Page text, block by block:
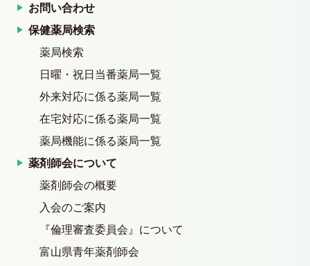
お問い合わせ
保健薬局検索
薬局検索
日曜・祝日当番薬局一覧
外来対応に係る薬局一覧
在宅対応に係る薬局一覧
薬局機能に係る薬局一覧
薬剤師会について
薬剤師会の概要
入会のご案内
『倫理審査委員会』について
富山県青年薬剤師会